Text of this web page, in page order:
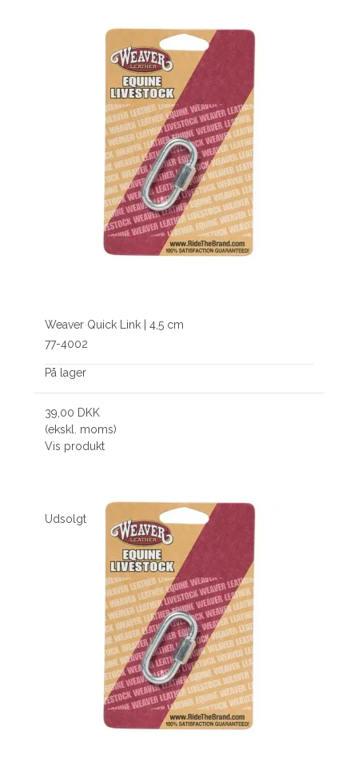
Weaver Quick Link | 4,5 cm
77-4002
På lager
39,00 DKK
(ekskl. moms)
Vis produkt
Udsolgt